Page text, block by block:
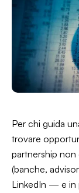
Per chi guida
trovare
partnership non
(banche,
LinkedIn — e in